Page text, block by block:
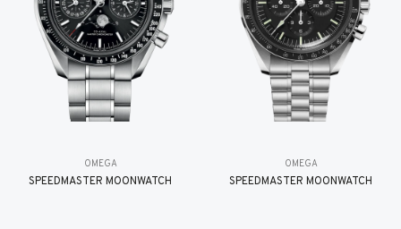
OMEGA
SPEEDMASTER MOONWATCH
OMEGA
SPEEDMASTER MOONWATCH